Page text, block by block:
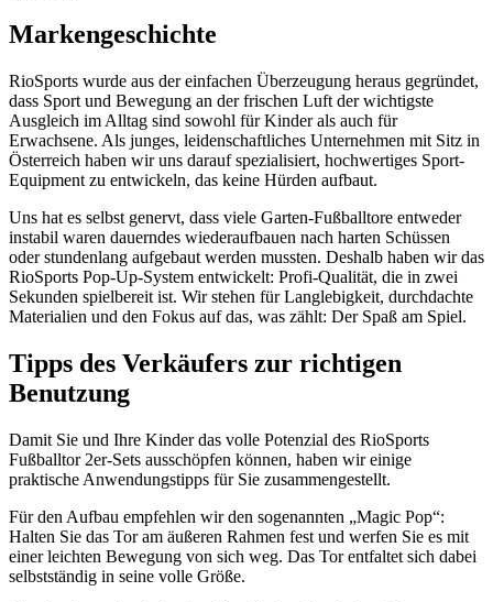
Markengeschichte
RioSports wurde aus der einfachen Überzeugung heraus gegründet,
dass Sport und Bewegung an der frischen Luft der wichtigste
Ausgleich im Alltag sind sowohl für Kinder als auch für
Erwachsene. Als junges, leidenschaftliches Unternehmen mit Sitz in
Österreich haben wir uns darauf spezialisiert, hochwertiges Sport-
Equipment zu entwickeln, das keine Hürden aufbaut.
Uns hat es selbst genervt, dass viele Garten-Fußballtore entweder
instabil waren dauerndes wiederaufbauen nach harten Schüssen
oder stundenlang aufgebaut werden mussten. Deshalb haben wir das
RioSports Pop-Up-System entwickelt: Profi-Qualität, die in zwei
Sekunden spielbereit ist. Wir stehen für Langlebigkeit, durchdachte
Materialien und den Fokus auf das, was zählt: Der Spaß am Spiel.
Tipps des Verkäufers zur richtigen
Benutzung
Damit Sie und Ihre Kinder das volle Potenzial des RioSports
Fußballtor 2er-Sets ausschöpfen können, haben wir einige
praktische Anwendungstipps für Sie zusammengestellt.
Für den Aufbau empfehlen wir den sogenannten „Magic Pop“:
Halten Sie das Tor am äußeren Rahmen fest und werfen Sie es mit
einer leichten Bewegung von sich weg. Das Tor entfaltet sich dabei
selbstständig in seine volle Größe.